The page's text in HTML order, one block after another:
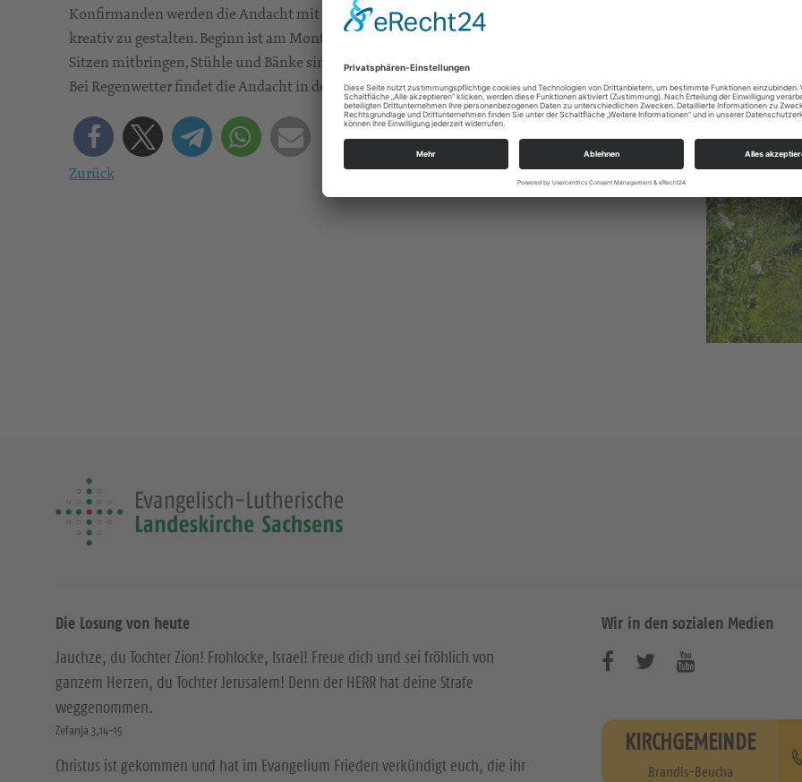
Konfirmanden werden die Andacht mit gestalten. Zudem gibt es eine tolle Möglichkeit, etwas
kreativ zu gestalten. Beginn ist am Montag, 24. Juni, 17.30 Uhr. Gern können Sie eine Decke zum
Sitzen mitbringen, Stühle und Bänke sind vorhanden.
Bei Regenwetter findet die Andacht in der Kirche statt.
Zurück
Die Losung von heute
Jauchze, du Tochter Zion! Frohlocke, Israel! Freue dich und sei fröhlich von
ganzem Herzen, du Tochter Jerusalem! Denn der HERR hat deine Strafe
weggenommen.
Zefanja 3,14-15
Christus ist gekommen und hat im Evangelium Frieden verkündigt euch, die ihr
Wir in den sozialen Medien
B
B
s
u
B
s
u
KIRCHGEMEINDE
Brandis-Beucha